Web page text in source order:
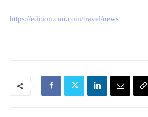
https://edition.cnn.com/travel/news